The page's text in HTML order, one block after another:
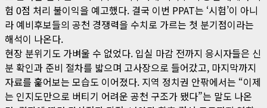
험 0점 처리 불이익을 예고했다. 결국 이번 PPAT는 ‘시험’이 아니
라 예비후보들의 공천 경쟁력을 수치로 가르는 첫 분기점이라는
해석이 나온다.
현장 분위기도 가벼울 수 없었다. 입실 마감 전까지 응시자들은 신
분 확인과 준비 절차를 밟으며 고사장으로 들어갔고, 마지막까지
자료를 훑어보는 모습도 이어졌다. 지역 정치권 안팎에서는 “이제
는 인지도만으로 버티기 어려운 공천 구조가 됐다”는 말도 나온